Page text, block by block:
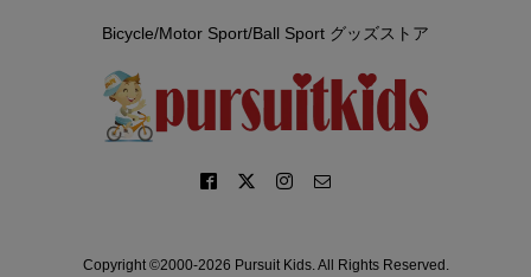
Bicycle/Motor Sport/Ball Sport グッズストア
Copyright ©2000-2026 Pursuit Kids. All Rights Reserved.